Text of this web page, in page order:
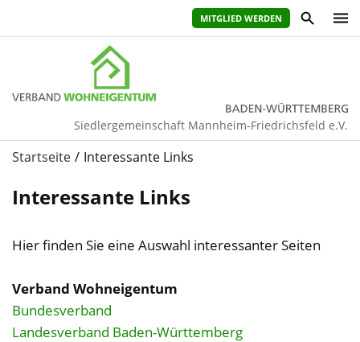
MITGLIED WERDEN
Siedlergemeinschaft Mannheim-Friedrichsfeld e.V.
Startseite Interessante Links
Interessante Links
Hier finden Sie eine Auswahl interessanter Seiten
Verband Wohneigentum
Bundesverband
Landesverband Baden-Württemberg